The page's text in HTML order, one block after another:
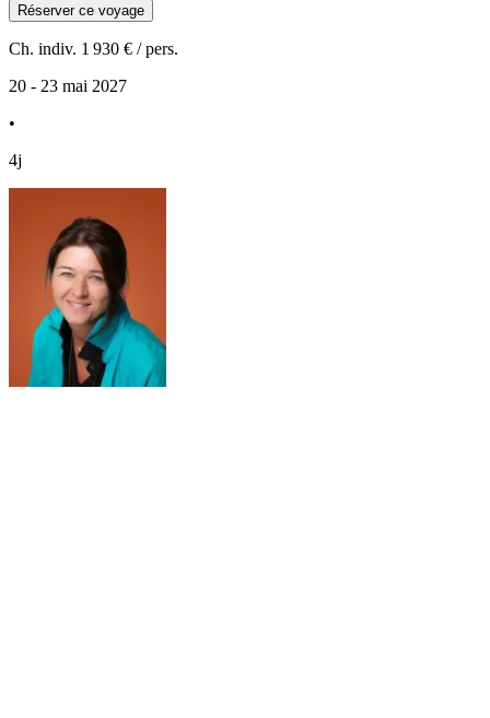
Réserver ce voyage
Ch. indiv. 1 930 € / pers.
20 - 23 mai 2027
•
4j